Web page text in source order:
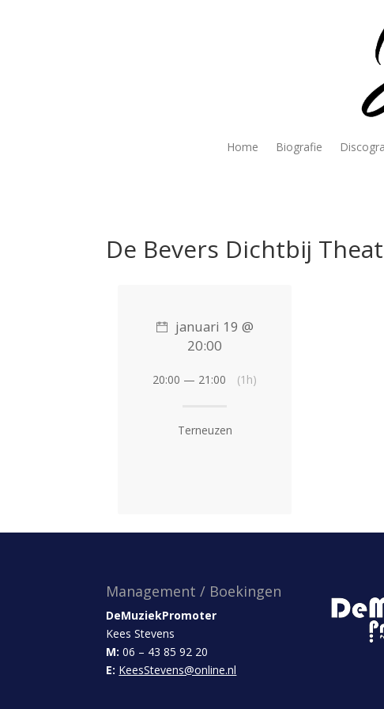
Home Biografie
De Bevers Dichtbij
januari 19 @
20:00
20:00 — 21:00 (1h)
Terneuzen
Management / Boekingen
DeMuziekPromoter
Kees Stevens
M: 06 – 43 85 92 20
E: KeesStevens@online.nl